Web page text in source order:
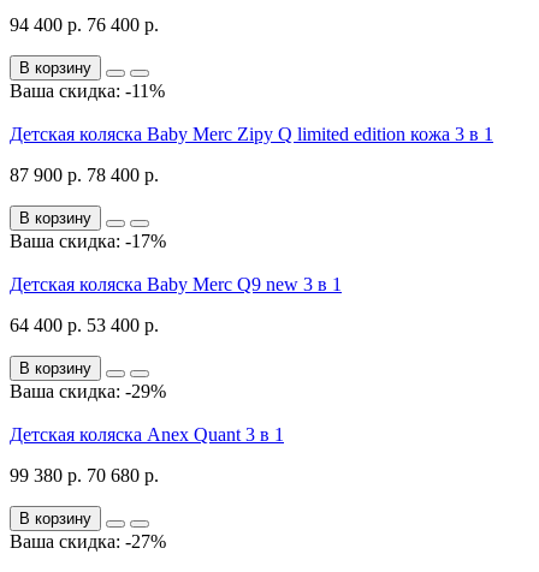
94 400 р. 76 400 р.
В корзину
Ваша скидка: -11%
Детская коляска Baby Merc Zipy Q limited edition кожа 3 в 1
87 900 р. 78 400 р.
В корзину
Ваша скидка: -17%
Детская коляска Baby Merc Q9 new 3 в 1
64 400 р. 53 400 р.
В корзину
Ваша скидка: -29%
Детская коляска Anex Quant 3 в 1
99 380 р. 70 680 р.
В корзину
Ваша скидка: -27%